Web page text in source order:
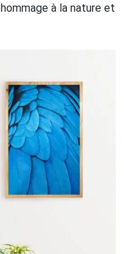
à la nature et